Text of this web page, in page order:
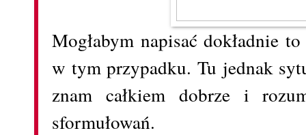
Mogłabym napisać dokładnie
w tym przypadku. Tu jednak
znam całkiem dobrze i
sformułowań.